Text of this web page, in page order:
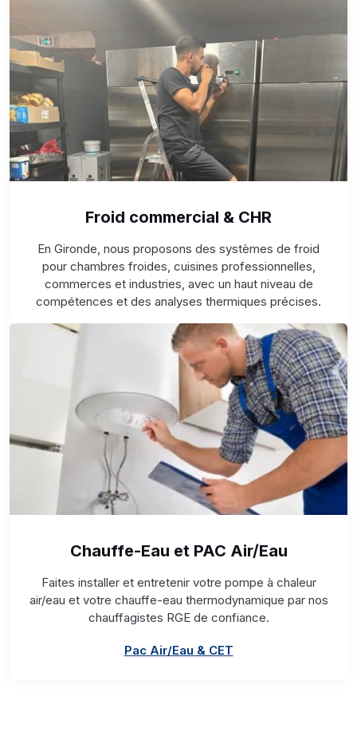
Froid commercial & CHR
En Gironde, nous proposons des systèmes de froid
pour chambres froides, cuisines professionnelles,
commerces et industries, avec un haut niveau de
compétences et des analyses thermiques précises.
Chauffe-Eau et PAC Air/Eau
Faites installer et entretenir votre pompe à chaleur
air/eau et votre chauffe-eau thermodynamique par nos
chauffagistes RGE de confiance.
Pac Air/Eau & CET